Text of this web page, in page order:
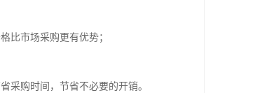
比市场采购更有优势；
采购时间，节省不必要的开销。